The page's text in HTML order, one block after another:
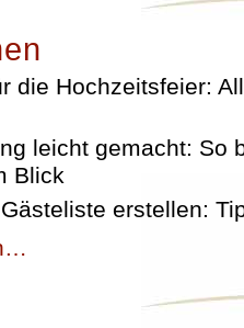
die Hochzeitsfeier:
leicht gemacht: So
Blick
erstellen: